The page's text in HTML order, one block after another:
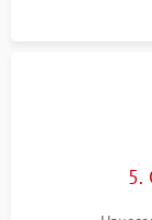
5.